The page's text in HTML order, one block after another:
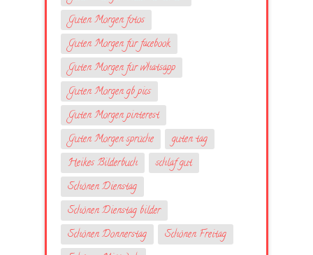
Guten Morgen fotos
Guten Morgen für facebook
Guten Morgen für whatsapp
Guten Morgen gb pics
Guten Morgen pinterest
Guten Morgen sprüche
guten tag
Heikes Bilderbuch
schlaf gut
Schönen Dienstag
Schönen Dienstag bilder
Schönen Donnerstag
Schönen Freitag